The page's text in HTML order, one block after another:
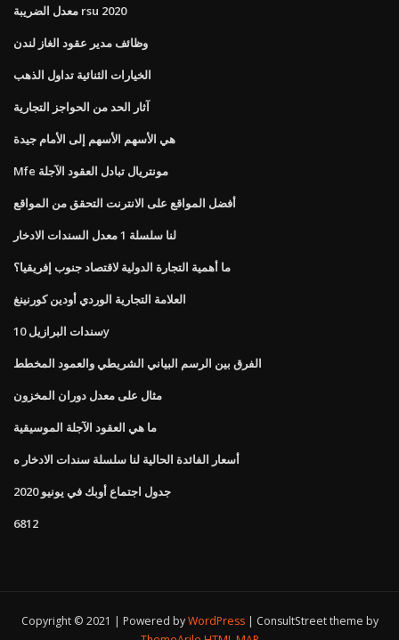
معدل الضريبة rsu 2020
وظائف مدير عقود الغاز لندن
الخيارات الثنائية تداول الذهب
آثار الحد من الحواجز التجارية
هي الأسهم الأسهم إلى الأمام جيدة
Mfe مونتريال تبادل العقود الآجلة
أفضل المواقع على الانترنت التحقق من المواقع
لنا سلسلة 1 معدل السندات الادخار
ما أهمية التجارة الدولية لاقتصاد جنوب إفريقيا؟
العلامة التجارية الوردي أودين كورنينغ
سندات البرازيل 10y
الفرق بين الرسم البياني الشريطي والعمود المخطط
مثال على معدل دوران المخزون
ما هي العقود الآجلة الموسيقية
أسعار الفائدة الحالية لنا سلسلة سندات الادخار ه
جدول اجتماع أوبك في يونيو 2020
6812
Copyright © 2021 | Powered byWordPress
ConsultStreet theme by